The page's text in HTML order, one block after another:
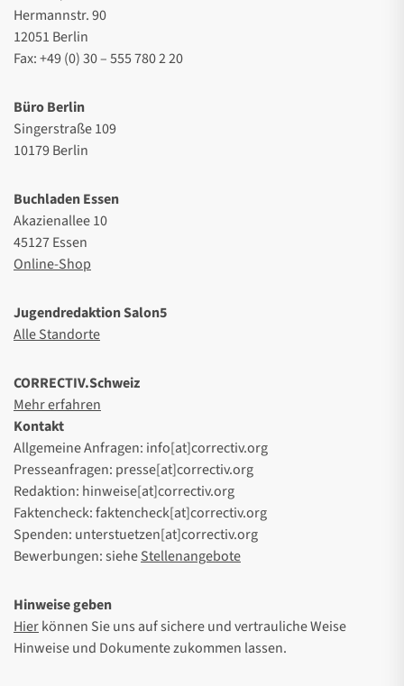
Hermannstr. 90
12051 Berlin
Fax: +49 (0) 30 – 555 780 2 20
Büro Berlin
Singerstraße 109
10179 Berlin
Buchladen Essen
Akazienallee 10
45127 Essen
Online-Shop
Jugendredaktion Salon5
Alle Standorte
CORRECTIV.Schweiz
Mehr erfahren
Kontakt
Allgemeine Anfragen: info[at]correctiv.org
Presseanfragen: presse[at]correctiv.org
Redaktion: hinweise[at]correctiv.org
Faktencheck: faktencheck[at]correctiv.org
Spenden: unterstuetzen[at]correctiv.org
Bewerbungen: sieheStellenangebote
Hinweise geben
Hierkönnen Sie uns auf sichere und vertrauliche Weise
Hinweise und Dokumente zukommen lassen.